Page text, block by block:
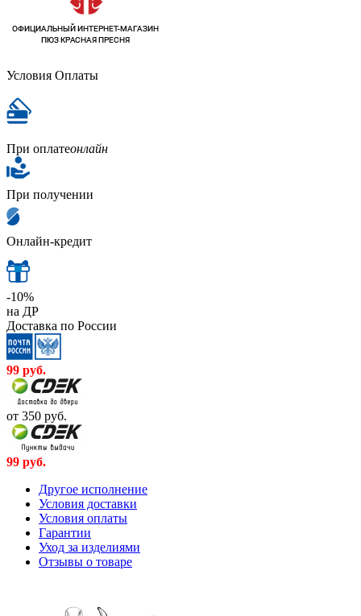
Условия Оплаты
При оплатеонлайн
При получении
Онлайн-кредит
-10%
на ДР
Доставка по России
99 руб.
от 350 руб.
99 руб.
Другое исполнение
Условия доставки
Условия оплаты
Гарантии
Уход за изделиями
Отзывы о товаре